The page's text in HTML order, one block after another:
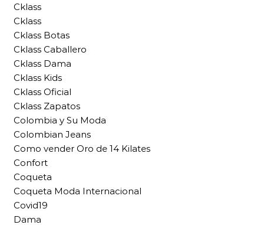
Cklass
Cklass
Cklass Botas
Cklass Caballero
Cklass Dama
Cklass Kids
Cklass Oficial
Cklass Zapatos
Colombia y Su Moda
Colombian Jeans
Como vender Oro de 14 Kilates
Confort
Coqueta
Coqueta Moda Internacional
Covid19
Dama